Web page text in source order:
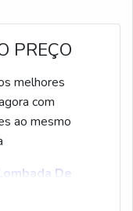
PREÇO
melhores
com
ao mesmo
De